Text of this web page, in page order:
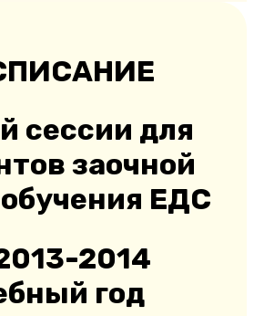
сессии для
заочной
ЕДС
2014
год